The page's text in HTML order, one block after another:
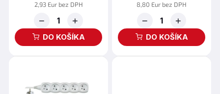
2,93 Eur bez DPH
− +
DO KOŠÍKA
8,80 Eur bez DPH
− +
DO KOŠÍKA